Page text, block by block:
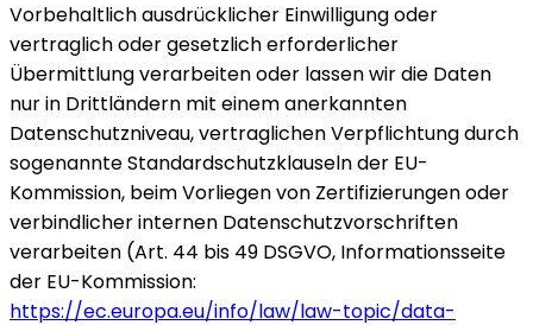
Vorbehaltlich ausdrücklicher Einwilligung oder
vertraglich oder gesetzlich erforderlicher
Übermittlung verarbeiten oder lassen wir die Daten
nur in Drittländern mit einem anerkannten
Datenschutzniveau, vertraglichen Verpflichtung durch
sogenannte Standardschutzklauseln der EU-
Kommission, beim Vorliegen von Zertifizierungen oder
verbindlicher internen Datenschutzvorschriften
verarbeiten (Art. 44 bis 49 DSGVO, Informationsseite
der EU-Kommission:
https://ec.europa.eu/info/law/law-topic/data-